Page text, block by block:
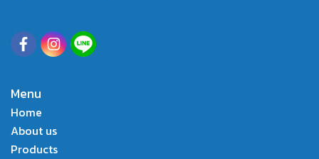
Menu
Home
About us
Products